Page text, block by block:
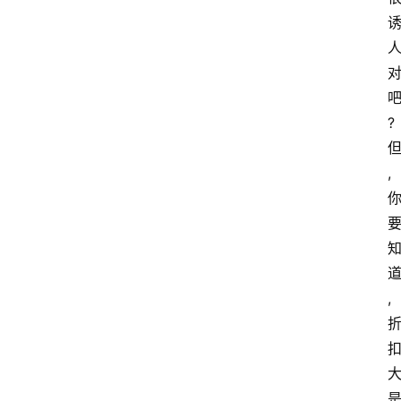
诱
人
对
吧
?
但
,
你
要
知
道
,
折
扣
大